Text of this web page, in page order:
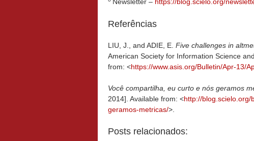
Referências
LIU, J., and ADIE, E. Five challenges in
American Society for Information Science
from: <https://www.asis.org/Bulletin/Apr-13/
Você compartilha, eu curto e nós geramos
2014]. Available from: <http://blog.scielo.org/
geramos-metricas/>.
Posts relacionados: